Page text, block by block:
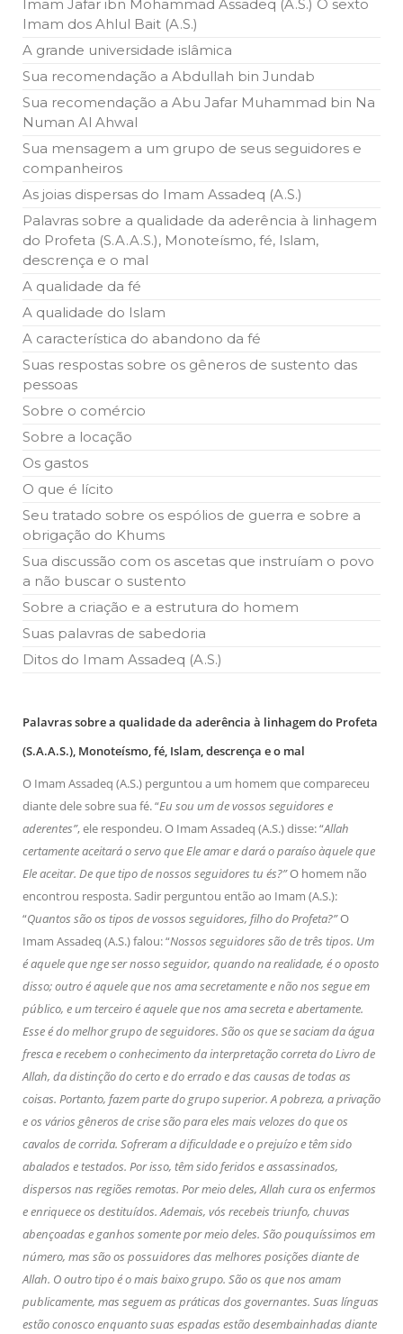
5 DE NOVEMBRO DE 2013
Em nome de Deus, O Clemente, O Misericordioso! O Centro
Islâmico no Brasil parabeniza a nação islâmica pela chegada
no ano novo muçulmano de 1435 Hejrita. Desejamos a
todos os irmãos e irmãs um novo
Falecimento do Imam Ali Ibn Al-Hussein
(A.S.)
data em que relembramos o martírio do quarto Imam dos
(A.S.), conhecido por “Zein Al-Ábidin” (Formosura
NOTÍCIAS
Centro Islâmico no Brasil recebe o ex-
ministro das Relações Exteriores da
Na noite da quinta-feira, 03 de Abril, o Centro Islâmico no
Brasil recebeu em sua sede, em São Paulo, o ex-ministro das
Kharrazi, que encontra-se visitando
Imam Jafar ibn Mohammad Assadeq (A.S.) O sexto
Imam dos Ahlul Bait (A.S.)
A grande universidade islâmica
Sua recomendação a Abdullah bin Jundab
Sua recomendação a Abu Jafar Muhammad bin Na
Numan Al Ahwal
Sua mensagem a um grupo de seus seguidores e
companheiros
As joias dispersas do Imam Assadeq (A.S.)
Palavras sobre a qualidade da aderência à linhagem
do Profeta (S.A.A.S.), Monoteísmo, fé, Islam,
descrença e o mal
A qualidade da fé
A qualidade do Islam
A característica do abandono da fé
Suas respostas sobre os gêneros de sustento das
pessoas
Sobre o comércio
Sobre a locação
Os gastos
O que é lícito
Seu tratado sobre os espólios de guerra e sobre a
obrigação do Khums
Sua discussão com os ascetas que instruíam o povo
a não buscar o sustento
Sobre a criação e a estrutura do homem
Suas palavras de sabedoria
Ditos do Imam Assadeq (A.S.)
Palavras sobre a qualidade da aderência à linhagem do Profeta
(S.A.A.S.), Monoteísmo, fé, Islam, descrença e o mal
O Imam Assadeq (A.S.) perguntou a um homem que compareceu
diante dele sobre sua fé. “Eu sou um de vossos seguidores e
aderentes”, ele respondeu. O Imam Assadeq (A.S.) disse: “Allah
certamente aceitará o servo que Ele amar e dará o paraíso àquele que
Ele aceitar. De que tipo de nossos seguidores tu és?”O homem não
encontrou resposta. Sadir perguntou então ao Imam (A.S.):
“Quantos são os tipos de vossos seguidores, filho do Profeta?”O
Imam Assadeq (A.S.) falou: “Nossos seguidores são de três tipos. Um
é aquele que nge ser nosso seguidor, quando na realidade, é o oposto
disso; outro é aquele que nos ama secretamente e não nos segue em
público, e um terceiro é aquele que nos ama secreta e abertamente.
Esse é do melhor grupo de seguidores. São os que se saciam da água
fresca e recebem o conhecimento da interpretação correta do Livro de
Allah, da distinção do certo e do errado e das causas de todas as
coisas. Portanto, fazem parte do grupo superior. A pobreza, a privação
e os vários gêneros de crise são para eles mais velozes do que os
cavalos de corrida. Sofreram a dificuldade e o prejuízo e têm sido
abalados e testados. Por isso, têm sido feridos e assassinados,
dispersos nas regiões remotas. Por meio deles, Allah cura os enfermos
e enriquece os destituídos. Ademais, vós recebeis triunfo, chuvas
abençoadas e ganhos somente por meio deles. São pouquíssimos em
número, mas são os possuidores das melhores posições diante de
Allah. O outro tipo é o mais baixo grupo. São os que nos amam
publicamente, mas seguem as práticas dos governantes. Suas línguas
estão conosco enquanto suas espadas estão desembainhadas diante